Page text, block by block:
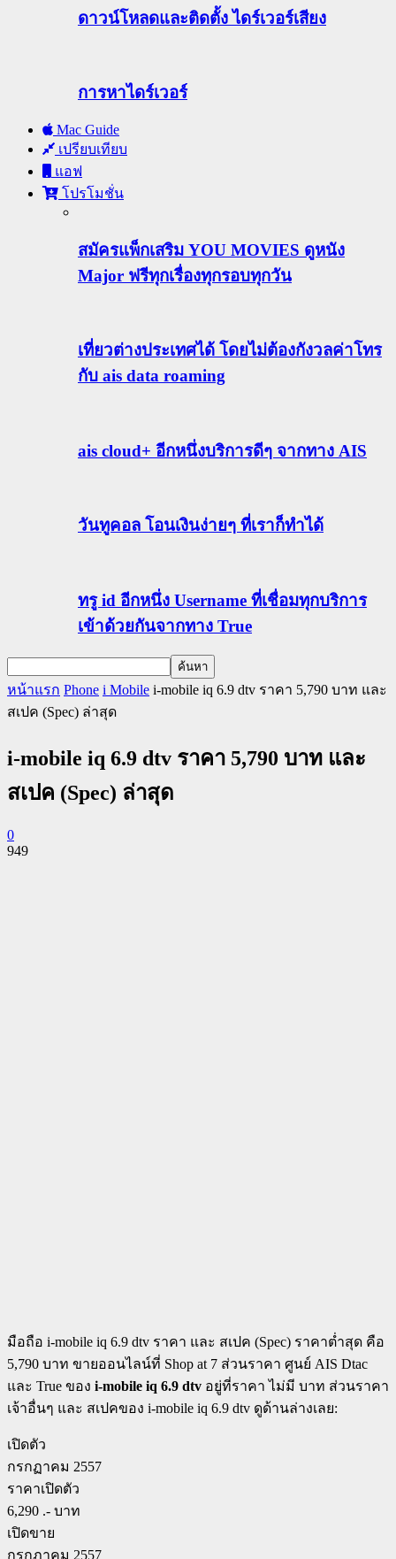
ดาวน์โหลดและติดตั้ง ไดร์เวอร์เสียง
การหาไดร์เวอร์
Mac Guide
เปรียบเทียบ
แอฟ
โปรโมชั่น
สมัครแพ็กเสริม YOU MOVIES ดูหนัง
Major ฟรีทุกเรื่องทุกรอบทุกวัน
เที่ยวต่างประเทศได้ โดยไม่ต้องกังวลค่าโทร
กับ ais data roaming
ais cloud+ อีกหนึ่งบริการดีๆ จากทาง AIS
วันทูคอล โอนเงินง่ายๆ ที่เราก็ทำได้
ทรู id อีกหนึ่ง Username ที่เชื่อมทุกบริการ
เข้าด้วยกันจากทาง True
หน้าแรก Phone i Mobile i-mobile iq 6.9 dtv ราคา 5,790 บาท และ
สเปค (Spec) ล่าสุด
i-mobile iq 6.9 dtv ราคา 5,790 บาท และ
สเปค (Spec) ล่าสุด
0
949
มือถือ i-mobile iq 6.9 dtv ราคา และ สเปค (Spec) ราคาต่ำสุด คือ
5,790 บาท ขายออนไลน์ที่ Shop at 7 ส่วนราคา ศูนย์ AIS Dtac
และ True ของ i-mobile iq 6.9 dtv อยู่ที่ราคา ไม่มี บาท ส่วนราคา
เจ้าอื่นๆ และ สเปคของ i-mobile iq 6.9 dtv ดูด้านล่างเลย:
เปิดตัว
กรกฏาคม 2557
ราคาเปิดตัว
6,290 .- บาท
เปิดขาย
กรกฏาคม 2557